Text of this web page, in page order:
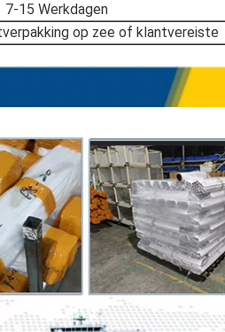
7-15 Werkdagen
op zee of klantvereiste